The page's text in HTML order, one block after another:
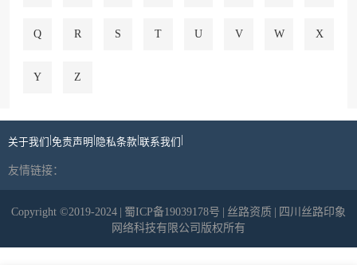
Q R S T U V W X
Y Z
关于我们 免责声明 隐私条款 联系我们
友情链接：
Copyright ©2019-2024 蜀ICP备19039178号 丝路资质
四川丝路印象
网络科技有限公司版权所有